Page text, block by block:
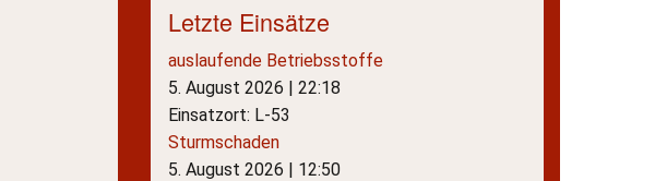
Letzte Einsätze
auslaufende Betriebsstoffe
5. August 2026 | 22:18
Einsatzort: L-53
Sturmschaden
5. August 2026 | 12:50